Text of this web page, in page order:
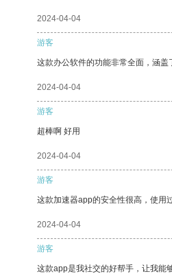
2024-04-04
游客
这款办公软件的功能非常全面，涵盖
2024-04-04
游客
超棒啊 好用
2024-04-04
游客
这款加速器app的安全性很高，使用
2024-04-04
游客
这款app是我社交的好帮手，让我能